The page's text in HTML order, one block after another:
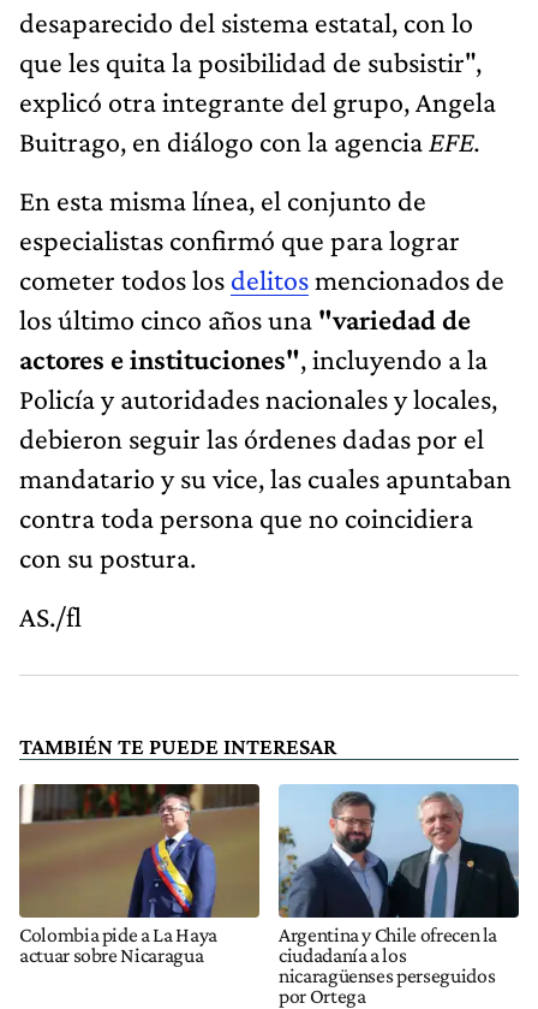
desaparecido del sistema estatal, con lo
que les quita la posibilidad de subsistir",
explicó otra integrante del grupo, Angela
Buitrago, en diálogo con la agencia EFE.
En esta misma línea, el conjunto de
especialistas confirmó que para lograr
cometer todos los delitosmencionados de
los último cinco años una "variedad de
actores e instituciones", incluyendo a la
Policía y autoridades nacionales y locales,
debieron seguir las órdenes dadas por el
mandatario y su vice, las cuales apuntaban
contra toda persona que no coincidiera
con su postura.
AS./fl
TAMBIÉN TE PUEDE INTERESAR
Colombia pide a La Haya
actuar sobre Nicaragua
Argentina y Chile ofrecen la
ciudadanía a los
nicaragüenses perseguidos
por Ortega